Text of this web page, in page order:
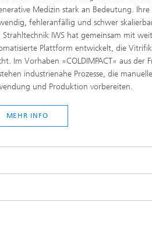
Medizin stark an Bedeutung.
fehleranfällig und schwer
Strahltechnik IWS hat gemeinsam mit
Plattform entwickelt, die
Im Vorhaben »COLDIMPACT« aus
industrienahe Prozesse, die
und Produktion vorbereiten.
MEHR INFO